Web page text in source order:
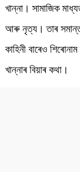
খান্না। সামাজিক
আৰু নৃত্য। তাৰ
কাহিনী বাৰেও
খান্নাৰ বিয়াৰ কথা।